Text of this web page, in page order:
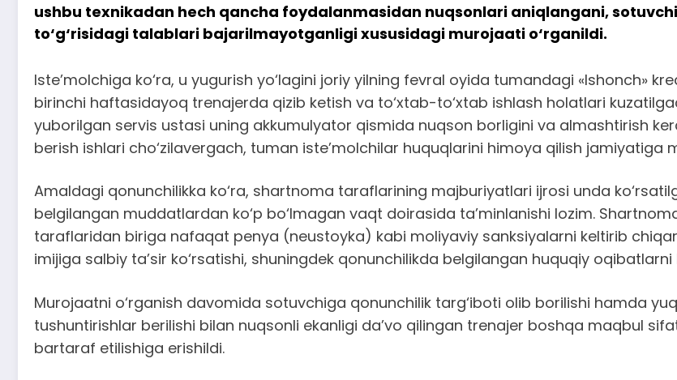
ushbu texnikadan hech qancha foydalanmasidan nuqsonlari aniqlangani,
to‘g‘risidagi talablari bajarilmayotganligi xususidagi murojaati o‘rganildi.
Iste’molchiga ko‘ra, u yugurish yo‘lagini joriy yilning fevral oyida tumandagi «Ishonch»
birinchi haftasidayoq trenajerda qizib ketish va to‘xtab-to‘xtab ishlash holatlari
yuborilgan servis ustasi uning akkumulyator qismida nuqson borligini va almashtirish
berish ishlari cho‘zilavergach, tuman iste’molchilar huquqlarini himoya qilish jamiyatiga
Amaldagi qonunchilikka ko‘ra, shartnoma taraflarining majburiyatlari ijrosi unda
belgilangan muddatlardan ko‘p bo‘lmagan vaqt doirasida ta’minlanishi lozim.
taraflaridan biriga nafaqat penya (neustoyka) kabi moliyaviy sanksiyalarni keltirib
imijiga salbiy ta’sir ko‘rsatishi, shuningdek qonunchilikda belgilangan huquqiy
Murojaatni o‘rganish davomida sotuvchiga qonunchilik targ‘iboti olib borilishi hamda
tushuntirishlar berilishi bilan nuqsonli ekanligi da’vo qilingan trenajer boshqa maqbul
bartaraf etilishiga erishildi.